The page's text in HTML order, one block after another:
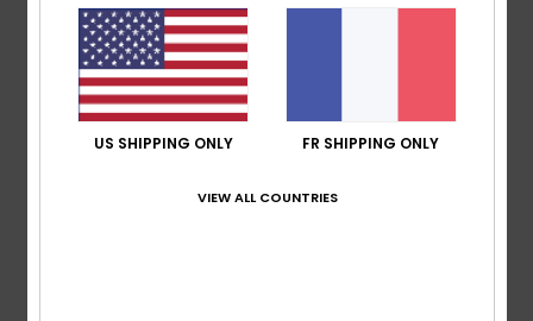
Coloris
5/5
US SHIPPING ONLY FR SHIPPING ONLY
VIEW ALL COUNTRIES